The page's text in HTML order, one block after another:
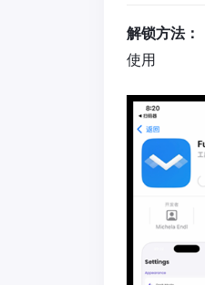
解锁方法：
使用